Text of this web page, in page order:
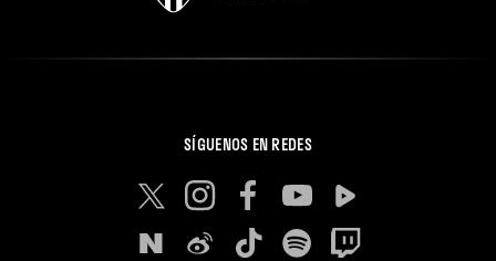
SÍGUENOS EN REDES